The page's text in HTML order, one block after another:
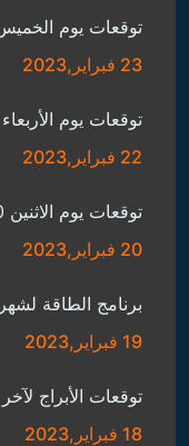
توقعات يوم الخميس 23
23 فبراير,2023
توقعات يوم الأربعاء 22 فبراير
22 فبراير,2023
توقعات يوم الاثنين 20 فبراير
20 فبراير,2023
برنامج الطاقة لشهر
19 فبراير,2023
توقعات الأبراج
18 فبراير,2023